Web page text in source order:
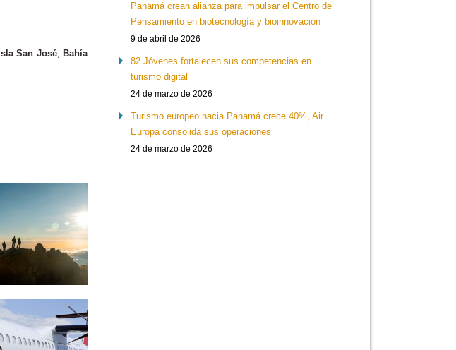
Isla San José, Bahía
Panamá crean alianza para impulsar el Centro de
Pensamiento en biotecnología y bioinnovación
9 de abril de 2026
82 Jóvenes fortalecen sus competencias en
turismo digital
24 de marzo de 2026
Turismo europeo hacia Panamá crece 40%, Air
Europa consolida sus operaciones
24 de marzo de 2026